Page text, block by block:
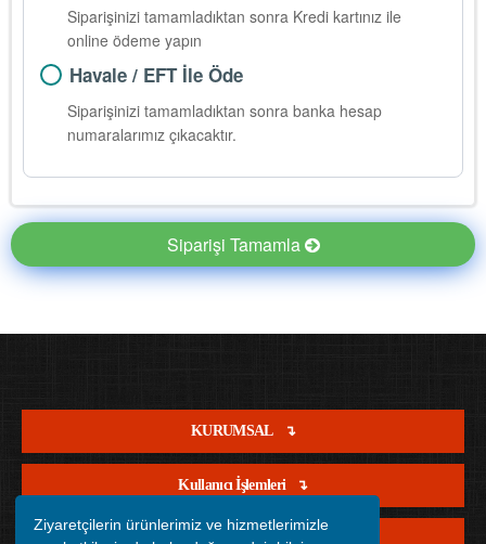
Ziyaretçilerin ürünlerimiz ve hizmetlerimizle
Siparişinizi tamamladıktan sonra Kredi kartınız ile
online ödeme yapın
Havale / EFT İle Öde
Siparişinizi tamamladıktan sonra banka hesap
numaralarımız çıkacaktır.
Siparişi Tamamla
KURUMSAL
Kullanıcı İşlemleri
Satış İşlemleri